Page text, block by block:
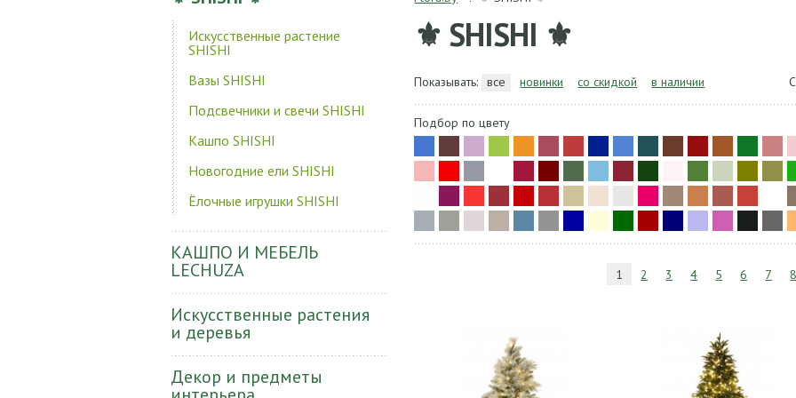
Искусственные растение
SHISHI
Вазы SHISHI
Подсвечники и свечи SHISHI
Кашпо SHISHI
Новогодние ели SHISHI
Ёлочные игрушки SHISHI
КАШПО И МЕБЕЛЬ
LECHUZA
Искусственные растения
и деревья
Декор и предметы
⚜ SHISHI ⚜
Показывать: все новинки со скидкой в наличии
Подбор по цвету
1 2 3 4 5 6 7